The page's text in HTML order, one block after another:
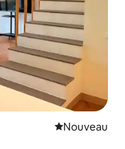
Nouvel
Nouveau